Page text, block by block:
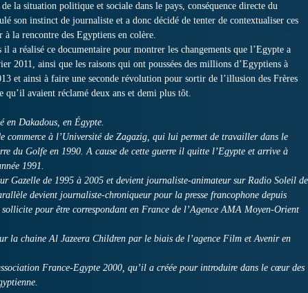
la situation politique et sociale dans le pays, conséquence directe du
son instinct de journaliste et a donc décidé de tenter de contextualiser ces
à la rencontre des Egyptiens en colère.
il a réalisé ce documentaire pour montrer les changements que l’Egypte a
2011, ainsi que les raisons qui ont poussées des millions d’Egyptiens à
et ainsi à faire une seconde révolution pour sortir de l’illusion des Frères
qu’il avaient réclamé deux ans et demi plus tôt.
en Dakadous, en Égypte.
commerce à l’Université de Zagazig, qui lui permet de travailler dans le
du Golfe en 1990. A cause de cette guerre il quitte l’Egypte et arrive à
1991.
Gazelle de 1995 à 2005 et devient journaliste-animateur sur Radio Soleil de
devient journaliste-chroniqueur pour la presse francophone depuis
pour être correspondant en France de l’Agence AMA Moyen-Orient
la chaine Al Jazeera Children par le biais de l’agence Film et Avenir en
France-Egypte 2000, qu’il a créée pour introduire dans le cœur des